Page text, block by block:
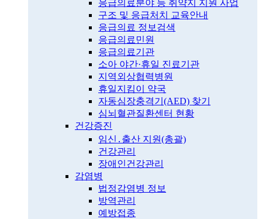
응급의료분야 등 취약지 지원 사업
구조 및 응급처치 교육안내
응급의료 정보검색
응급의료민원
응급의료기관
소아 야간·휴일 진료기관
지역외상협력병원
휴일지킴이 약국
자동심장충격기(AED) 찾기
심뇌혈관질환센터 현황
건강증진
임신․출산 지원(총괄)
건강관리
장애인건강관리
감염병
법정감염병 정보
방역관리
예방접종